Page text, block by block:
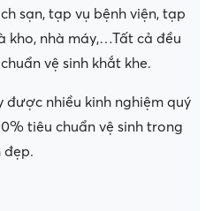
sạn, tạp vụ bệnh viện, tạp
kho, nhà máy,…Tất cả đều
vệ sinh khắt khe.
được nhiều kinh nghiệm quý
tiêu chuẩn vệ sinh trong
đẹp.